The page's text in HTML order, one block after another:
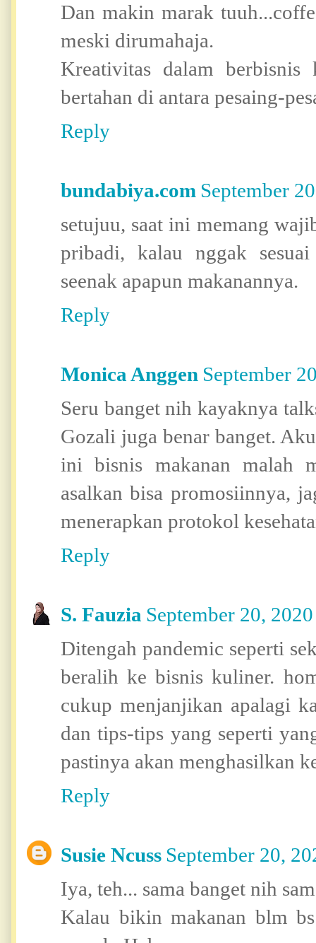
Dan makin marak
meski dirumahaja.
Kreativitas dalam
bertahan di antara pesaing-
Reply
bundabiya.com September
setujuu, saat ini memang
pribadi, kalau nggak
seenak apapun makanannya.
Reply
Monica Anggen September
Seru banget nih kayaknya
Gozali juga benar banget.
ini bisnis makanan malah
asalkan bisa promosiinnya,
menerapkan protokol
Reply
S. Fauzia September 20,
Ditengah pandemic seperti
beralih ke bisnis kuliner.
cukup menjanjikan apalagi
dan tips-tips yang seperti
pastinya akan menghasilkan
Reply
Susie Ncuss September 20,
Iya, teh... sama banget nih
Kalau bikin makanan blm